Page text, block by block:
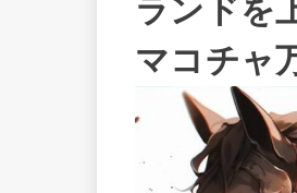
ランドを
マコチャ